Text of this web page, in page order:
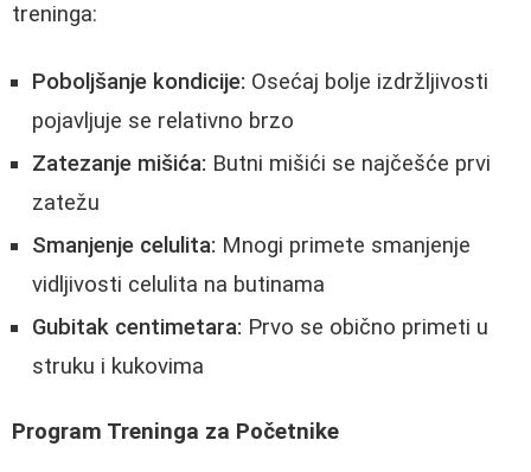
treninga:
Poboljšanje kondicije: Osećaj bolje izdržljivosti
pojavljuje se relativno brzo
Zatezanje mišića: Butni mišići se najčešće prvi
zatežu
Smanjenje celulita: Mnogi primete smanjenje
vidljivosti celulita na butinama
Gubitak centimetara: Prvo se obično primeti u
struku i kukovima
Program Treninga za Početnike